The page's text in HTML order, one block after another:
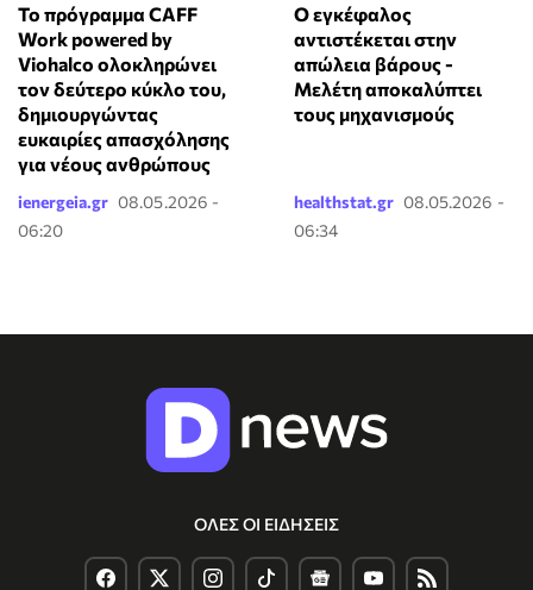
Το πρόγραμμα CAFF
Work powered by
Viohalco ολοκληρώνει
τον δεύτερο κύκλο του,
δημιουργώντας
ευκαιρίες απασχόλησης
για νέους ανθρώπους
ienergeia.gr 08.05.2026 -
06:20
Ο εγκέφαλος
αντιστέκεται στην
απώλεια βάρους -
Μελέτη αποκαλύπτει
τους μηχανισμούς
healthstat.gr 08.05.2026 -
06:34
ΟΛΕΣ ΟΙ ΕΙΔΗΣΕΙΣ